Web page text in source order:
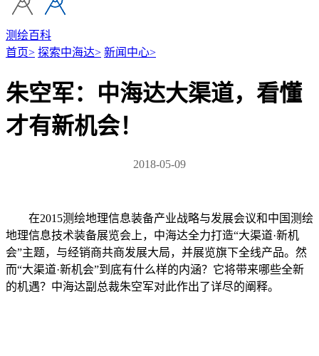
测绘百科
首页> 探索中海达> 新闻中心>
朱空军：中海达大渠道，看懂
才有新机会！
2018-05-09
在2015测绘地理信息装备产业战略与发展会议和中国测绘
地理信息技术装备展览会上，中海达全力打造“大渠道·新机
会”主题，与经销商共商发展大局，并展览旗下全线产品。然
而“大渠道·新机会”到底有什么样的内涵？它将带来哪些全新
的机遇？中海达副总裁朱空军对此作出了详尽的阐释。